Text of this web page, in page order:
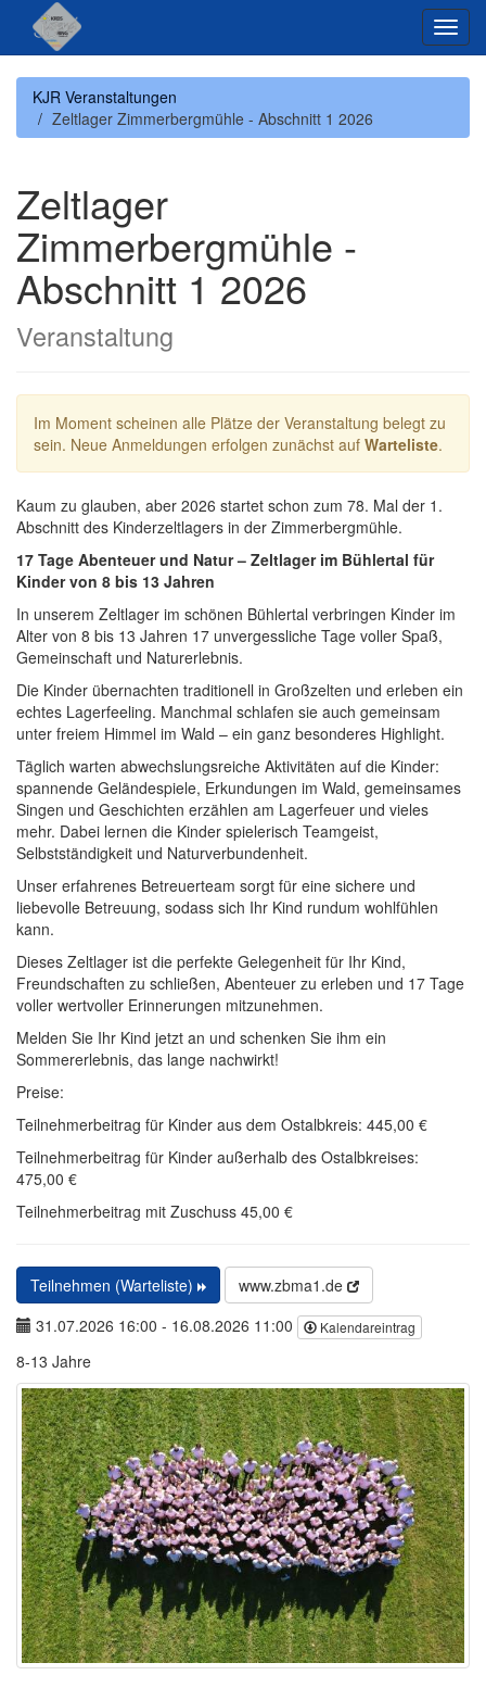
Menü
KJR Veranstaltungen
Zeltlager Zimmerbergmühle - Abschnitt 1 2026
Zeltlager
Zimmerbergmühle -
Abschnitt 1 2026
Veranstaltung
Im Moment scheinen alle Plätze der Veranstaltung belegt zu
sein. Neue Anmeldungen erfolgen zunächst auf Warteliste.
Kaum zu glauben, aber 2026 startet schon zum 78. Mal der 1.
Abschnitt des Kinderzeltlagers in der Zimmerbergmühle.
17 Tage Abenteuer und Natur – Zeltlager im Bühlertal für
Kinder von 8 bis 13 Jahren
In unserem Zeltlager im schönen Bühlertal verbringen Kinder im
Alter von 8 bis 13 Jahren 17 unvergessliche Tage voller Spaß,
Gemeinschaft und Naturerlebnis.
Die Kinder übernachten traditionell in Großzelten und erleben ein
echtes Lagerfeeling. Manchmal schlafen sie auch gemeinsam
unter freiem Himmel im Wald – ein ganz besonderes Highlight.
Täglich warten abwechslungsreiche Aktivitäten auf die Kinder:
spannende Geländespiele, Erkundungen im Wald, gemeinsames
Singen und Geschichten erzählen am Lagerfeuer und vieles
mehr. Dabei lernen die Kinder spielerisch Teamgeist,
Selbstständigkeit und Naturverbundenheit.
Unser erfahrenes Betreuerteam sorgt für eine sichere und
liebevolle Betreuung, sodass sich Ihr Kind rundum wohlfühlen
kann.
Dieses Zeltlager ist die perfekte Gelegenheit für Ihr Kind,
Freundschaften zu schließen, Abenteuer zu erleben und 17 Tage
voller wertvoller Erinnerungen mitzunehmen.
Melden Sie Ihr Kind jetzt an und schenken Sie ihm ein
Sommererlebnis, das lange nachwirkt!
Preise:
Teilnehmerbeitrag für Kinder aus dem Ostalbkreis: 445,00 €
Teilnehmerbeitrag für Kinder außerhalb des Ostalbkreises:
475,00 €
Teilnehmerbeitrag mit Zuschuss 45,00 €
Teilnehmen (Warteliste)
www.zbma1.de
31.07.2026 16:00 - 16.08.2026 11:00 Kalendareintrag
8-13 Jahre